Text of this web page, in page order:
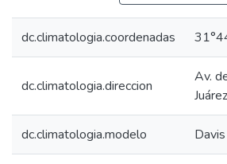
dc.climatologia.coordenadas
dc.climatologia.direccion
Av.
dc.climatologia.modelo